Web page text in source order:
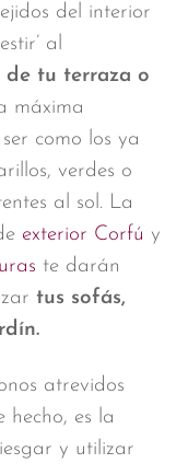
del interior
al
de tu terraza o
máxima
como los ya
verdes o
al sol. La
exterior Corfú y
te darán
tus sofás,
atrevidos
hecho, es la
y utilizar